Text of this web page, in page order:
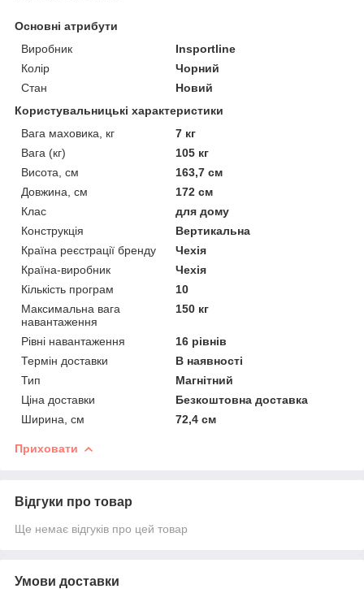
Основні атрибути
Виробник
Insportline
Колір
Чорний
Стан
Новий
Користувальницькі характеристики
Вага маховика, кг
7 кг
Вага (кг)
105 кг
Висота, см
163,7 см
Довжина, см
172 см
Клас
для дому
Конструкція
Вертикальна
Країна реєстрації бренду
Чехія
Країна-виробник
Чехія
Кількість програм
10
Максимальна вага
навантаження
150 кг
Рівні навантаження
16 рівнів
Термін доставки
В наявності
Тип
Магнітний
Ціна доставки
Безкоштовна доставка
Ширина, см
72,4 см
Приховати
Відгуки про товар
Ще немає відгуків про цей товар
Умови доставки